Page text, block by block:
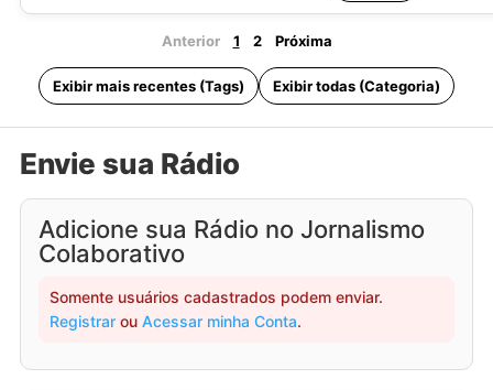
Anterior 1 2 Próxima
Exibir mais recentes (Tags) Exibir todas (Categoria)
Envie sua Rádio
Adicione sua Rádio no Jornalismo
Colaborativo
Somente usuários cadastrados podem enviar.
Registrarou Acessar minha Conta.